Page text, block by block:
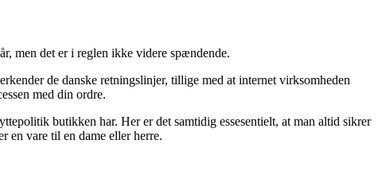
men det er i reglen ikke videre spændende.
de danske retningslinjer, tillige med at internet virksomheden
med din ordre.
butikken har. Her er det samtidig essesentielt, at man altid sikrer
en vare til en dame eller herre.